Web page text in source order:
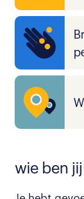
wie ben jij